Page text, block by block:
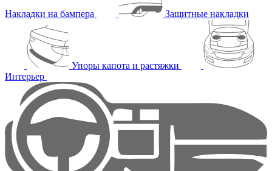
Накладки на бампера Защитные накладки
Упоры капота и растяжки
Интерьер